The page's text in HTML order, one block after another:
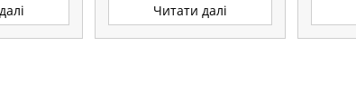
Читати далі